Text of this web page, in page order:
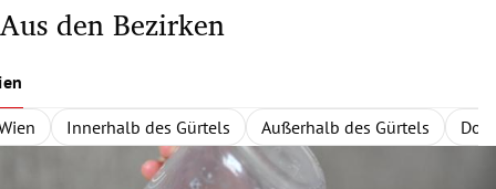
Aus den Bezirken
Innerhalb des Gürtels Außerhalb des Gürtels